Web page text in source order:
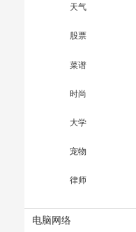
天气
股票
菜谱
时尚
大学
宠物
律师
电脑网络